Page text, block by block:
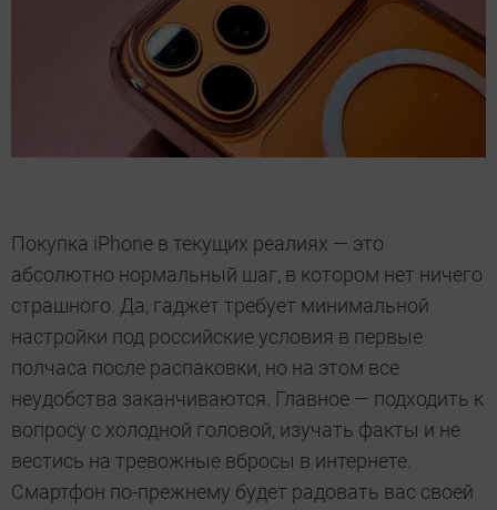
Покупка iPhone в текущих реалиях — это
абсолютно нормальный шаг, в котором нет ничего
страшного. Да, гаджет требует минимальной
настройки под российские условия в первые
полчаса после распаковки, но на этом все
неудобства заканчиваются. Главное — подходить к
вопросу с холодной головой, изучать факты и не
вестись на тревожные вбросы в интернете.
Смартфон по-прежнему будет радовать вас своей